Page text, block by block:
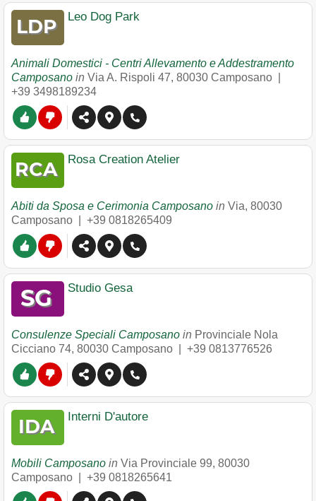
Leo Dog Park
Animali Domestici - Centri Allevamento e Addestramento
Camposano in Via A. Rispoli 47, 80030 Camposano
+39 3498189234
Rosa Creation Atelier
Abiti da Sposa e Cerimonia Camposano in Via, 80030
Camposano
+39 0818265409
Studio Gesa
Consulenze Speciali Camposano in Provinciale Nola
Cicciano 74, 80030 Camposano +39 0813776526
Interni D'autore
Mobili Camposano in Via Provinciale 99, 80030
Camposano
+39 0818265641